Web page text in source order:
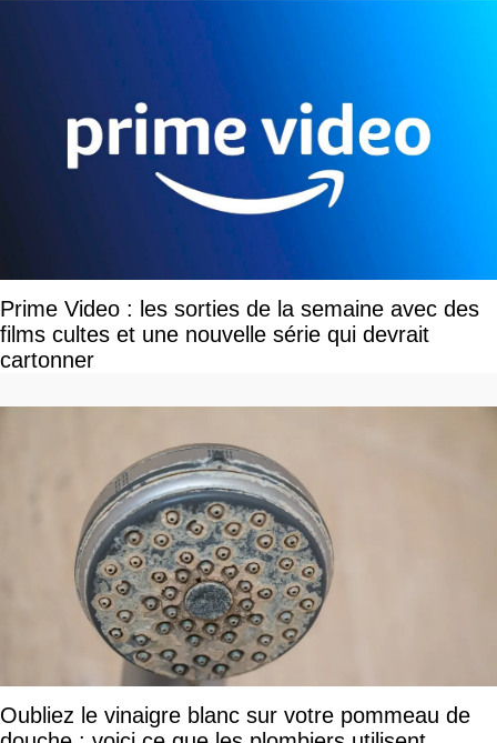
Prime Video : les sorties de la semaine avec des
films cultes et une nouvelle série qui devrait
cartonner
Oubliez le vinaigre blanc sur votre pommeau de